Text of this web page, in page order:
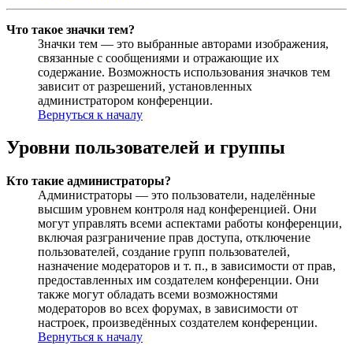
Что такое значки тем?
Значки тем — это выбранные авторами изображения,
связанные с сообщениями и отражающие их
содержание. Возможность использования значков тем
зависит от разрешений, установленных
администратором конференции.
Вернуться к началу
Уровни пользователей и группы
Кто такие администраторы?
Администраторы — это пользователи, наделённые
высшим уровнем контроля над конференцией. Они
могут управлять всеми аспектами работы конференции,
включая разграничение прав доступа, отключение
пользователей, создание групп пользователей,
назначение модераторов и т. п., в зависимости от прав,
предоставленных им создателем конференции. Они
также могут обладать всеми возможностями
модераторов во всех форумах, в зависимости от
настроек, произведённых создателем конференции.
Вернуться к началу